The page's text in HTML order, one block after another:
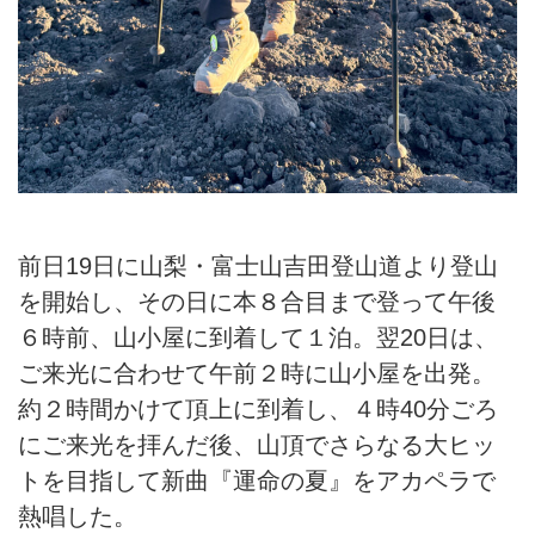
前日19日に山梨・富士山吉田登山道より登山
を開始し、その日に本８合目まで登って午後
６時前、山小屋に到着して１泊。翌20日は、
ご来光に合わせて午前２時に山小屋を出発。
約２時間かけて頂上に到着し、４時40分ごろ
にご来光を拝んだ後、山頂でさらなる大ヒッ
トを目指して新曲『運命の夏』をアカペラで
熱唱した。